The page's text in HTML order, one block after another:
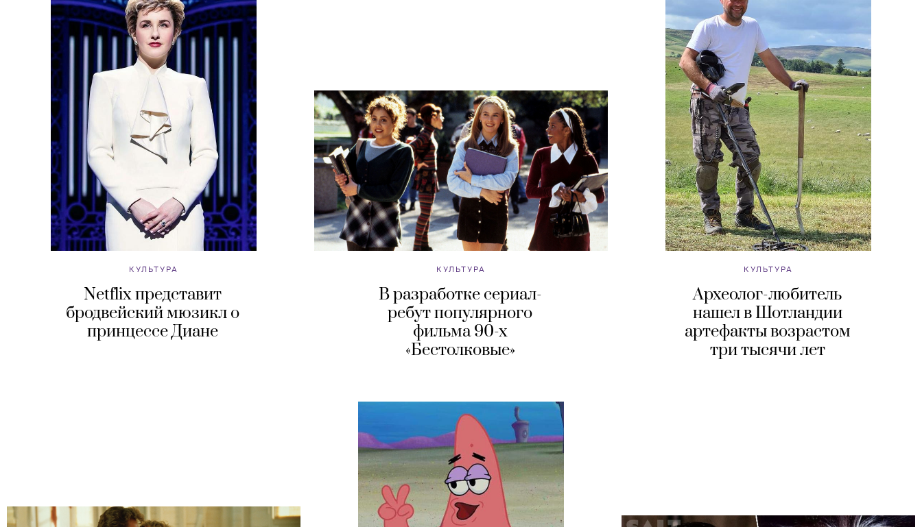
КУЛЬТУРА
Netflix представит
бродвейский мюзикл о
принцессе Диане
КУЛЬТУРА
В разработке сериал-
ребут популярного
фильма 90-х
«Бестолковые»
КУЛЬТУРА
Археолог-любитель
нашел в Шотландии
артефакты возрастом
три тысячи лет